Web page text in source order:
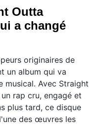
Outta
a changé
originaires de
un album qui va
musical. Avec Straight
rap cru, engagé et
plus tard, ce disque
des œuvres les